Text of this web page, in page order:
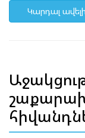
Կարդալ